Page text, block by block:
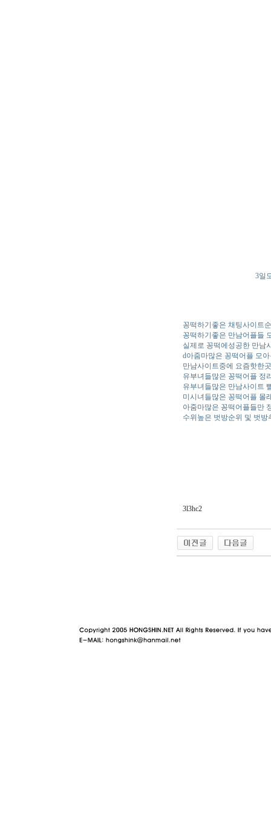
3일
꽁떡하기좋은 채팅사이트
꽁떡하기좋은 만남어플들
실제로 꽁떡에성공한 만남
d아줌마많은 꽁떡어플 모
만남사이트중에 요즘핫한
유부녀들많은 꽁떡어플 정
유부녀들많은 만남사이트
미시녀들많은 꽁떡어플 몰
아줌마많은 꽁떡어플들만
수위높은 벗방순위 및 벗방
3l3hc2